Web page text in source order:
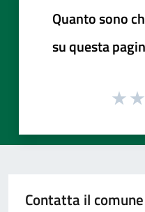
Quanto sono
su questa
Contatta il comune